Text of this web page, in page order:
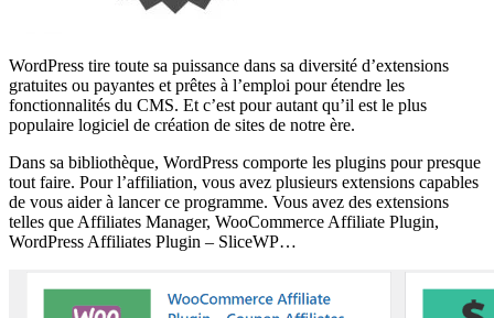
WordPress tire toute sa puissance dans sa diversité d’extensions
gratuites ou payantes et prêtes à l’emploi pour étendre les
fonctionnalités du CMS. Et c’est pour autant qu’il est le plus
populaire logiciel de création de sites de notre ère.
Dans sa bibliothèque, WordPress comporte les plugins pour presque
tout faire. Pour l’affiliation, vous avez plusieurs extensions capables
de vous aider à lancer ce programme. Vous avez des extensions
telles que Affiliates Manager, WooCommerce Affiliate Plugin,
WordPress Affiliates Plugin – SliceWP…